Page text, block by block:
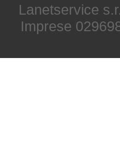
Lanetservice
Imprese